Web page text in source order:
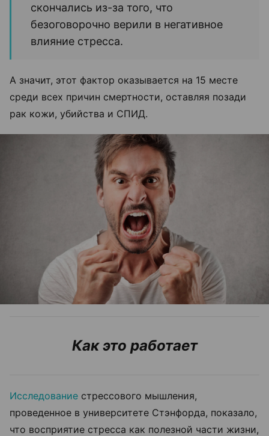
скончались из-за того, что
безоговорочно верили в негативное
влияние стресса.
А значит, этот фактор оказывается на 15 месте
среди всех причин смертности, оставляя позади
рак кожи, убийства и СПИД.
Как это работает
Исследование стрессового мышления,
проведенное в университете Стэнфорда, показало,
что восприятие стресса как полезной части жизни,